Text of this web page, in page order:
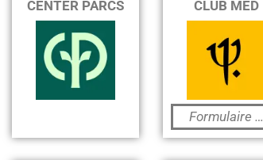
CENTER PARCS CLUB MED
Formulaire …